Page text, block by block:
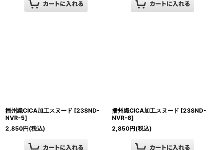
播州織CICA加工スヌード [23SND-
NVR-5]
2,850円(税込)
播州織CICA加工スヌード [23SND-
NVR-6]
2,850円(税込)